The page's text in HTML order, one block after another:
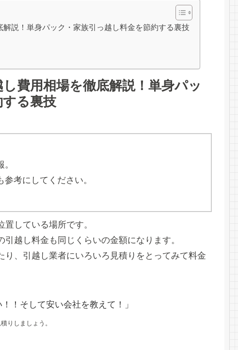
説！単身パック・家族引っ越し料金を節約する裏技
費用相場を徹底解説！単身パッ
る裏技
考にしてください。
している場所です。
越し料金も同じくらいの金額になります。
、引越し業者にいろいろ見積りをとってみて料金
！そして安い会社を教えて！」
りしましょう。